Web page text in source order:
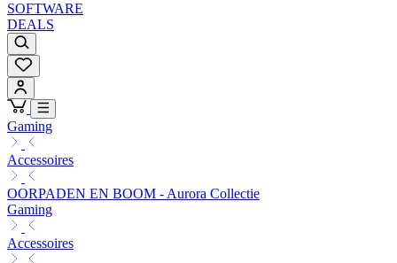
SOFTWARE
DEALS
Gaming
Accessoires
OORPADEN EN BOOM - Aurora Collectie
Gaming
Accessoires